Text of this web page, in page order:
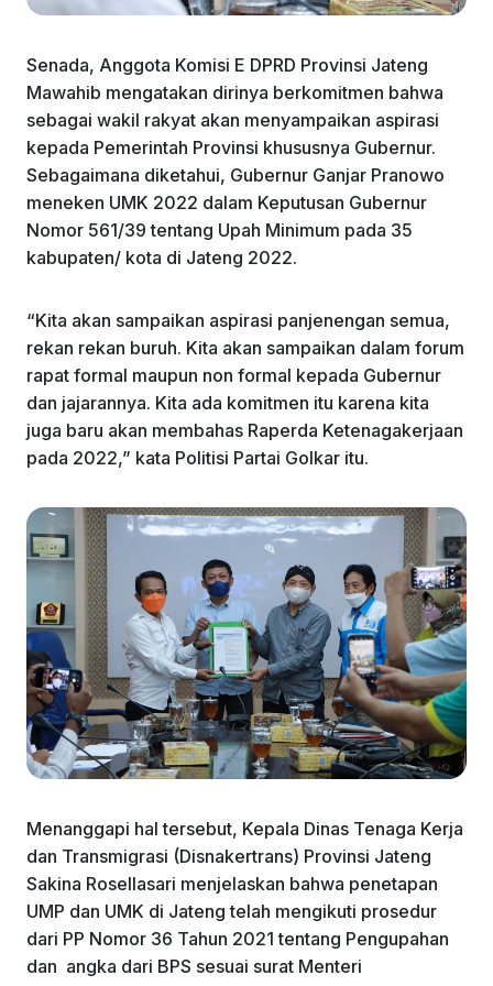
Senada, Anggota Komisi E DPRD Provinsi Jateng
Mawahib mengatakan dirinya berkomitmen bahwa
sebagai wakil rakyat akan menyampaikan aspirasi
kepada Pemerintah Provinsi khususnya Gubernur.
Sebagaimana diketahui, Gubernur Ganjar Pranowo
meneken UMK 2022 dalam Keputusan Gubernur
Nomor 561/39 tentang Upah Minimum pada 35
kabupaten/ kota di Jateng 2022.
“Kita akan sampaikan aspirasi panjenengan semua,
rekan rekan buruh. Kita akan sampaikan dalam forum
rapat formal maupun non formal kepada Gubernur
dan jajarannya. Kita ada komitmen itu karena kita
juga baru akan membahas Raperda Ketenagakerjaan
pada 2022,” kata Politisi Partai Golkar itu.
Menanggapi hal tersebut, Kepala Dinas Tenaga Kerja
dan Transmigrasi (Disnakertrans) Provinsi Jateng
Sakina Rosellasari menjelaskan bahwa penetapan
UMP dan UMK di Jateng telah mengikuti prosedur
dari PP Nomor 36 Tahun 2021 tentang Pengupahan
dan angka dari BPS sesuai surat Menteri